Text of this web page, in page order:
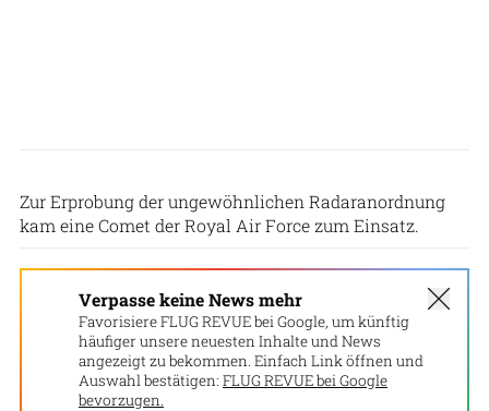
Zur Erprobung der ungewöhnlichen Radaranordnung
kam eine Comet der Royal Air Force zum Einsatz.
Verpasse keine News mehr
Favorisiere FLUG REVUE bei Google, um künftig
häufiger unsere neuesten Inhalte und News
angezeigt zu bekommen. Einfach Link öffnen und
Auswahl bestätigen: FLUG REVUE bei Google
bevorzugen.